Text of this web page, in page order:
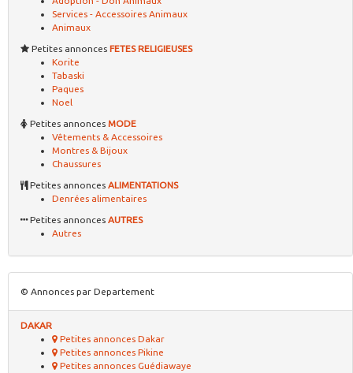
Services - Accessoires Animaux
Animaux
Petites annonces FETES RELIGIEUSES
Korite
Tabaski
Paques
Noel
Petites annonces MODE
Vêtements & Accessoires
Montres & Bijoux
Chaussures
Petites annonces ALIMENTATIONS
Denrées alimentaires
Petites annonces AUTRES
Autres
© Annonces par Departement
DAKAR
Petites annonces Dakar
Petites annonces Pikine
Petites annonces Guédiawaye